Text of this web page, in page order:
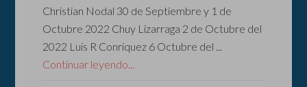
Christian Nodal 30 de Septiembre y 1 de
Octubre 2022 Chuy Lizarraga 2 de Octubre del
2022 Luis R Conriquez 6 Octubre del ...
Continuar leyendo...